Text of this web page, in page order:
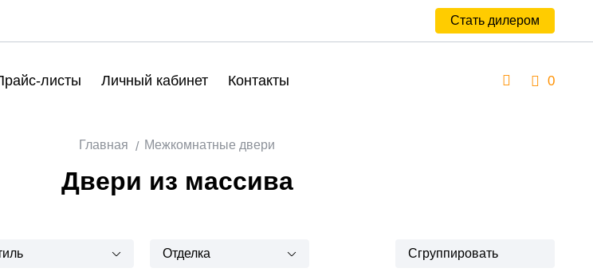
Стать дилером
листы Личный кабинет Контакты 0
Главная Межкомнатные двери
Двери из массива
Отделка Сгруппировать